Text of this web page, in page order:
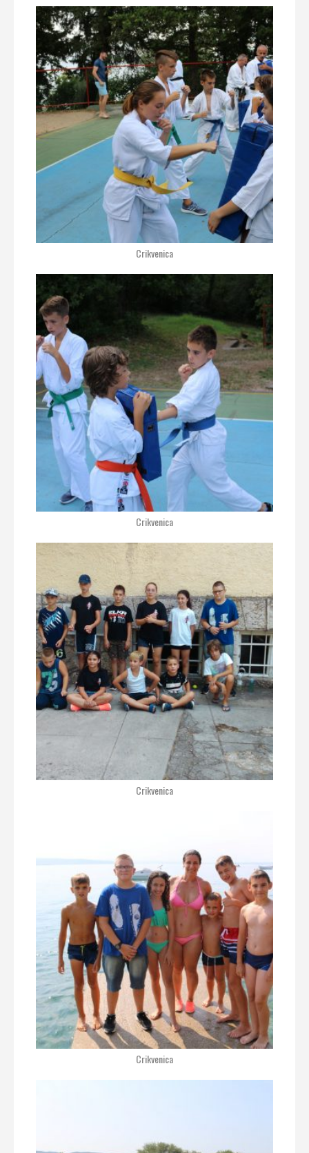
Crikvenica
Crikvenica
Crikvenica
Crikvenica